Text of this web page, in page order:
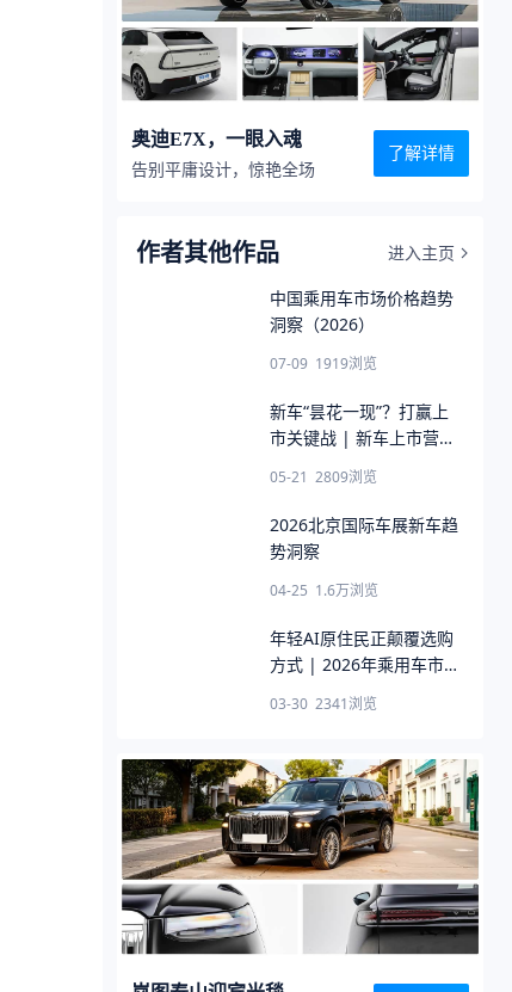
奥迪E7X，一眼入魂
告别平庸设计，惊艳全场
了解详情
作者其他作品
进入主页
中国乘用车市场价格趋势
洞察（2026）
07-09 1919浏览
新车“昙花一现”？打赢上
市关键战 | 新车上市营销
洞察（2026）
05-21 2809浏览
2026北京国际车展新车趋
势洞察
04-25 1.6万浏览
年轻AI原住民正颠覆选购
方式 | 2026年乘用车市场
用户趋势洞察
03-30 2341浏览